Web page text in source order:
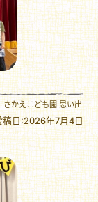
さかえこども園 思い出
稿日:2026年7月4日